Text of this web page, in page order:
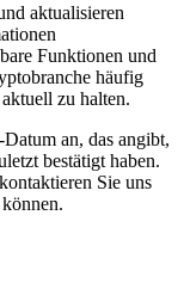
aktualisieren
Funktionen und
häufig
zu halten.
an, das angibt,
bestätigt haben.
Sie uns